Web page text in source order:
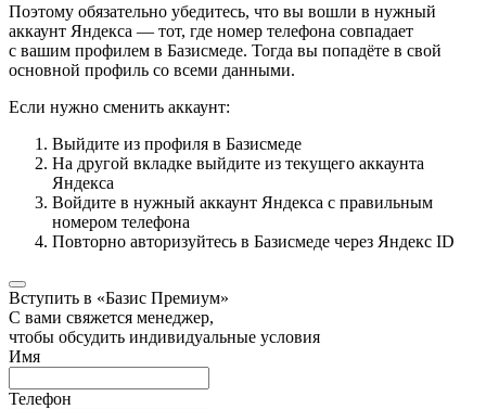
Поэтому обязательно убедитесь, что вы вошли в нужный
аккаунт Яндекса — тот, где номер телефона совпадает
с вашим профилем в Базисмеде. Тогда вы попадёте в свой
основной профиль со всеми данными.
Если нужно сменить аккаунт:
Выйдите из профиля в Базисмеде
На другой вкладке выйдите из текущего аккаунта
Яндекса
Войдите в нужный аккаунт Яндекса с правильным
номером телефона
Повторно авторизуйтесь в Базисмеде через Яндекс ID
Вступить в «Базис Премиум»
С вами свяжется менеджер,
чтобы обсудить индивидуальные условия
Имя
Телефон